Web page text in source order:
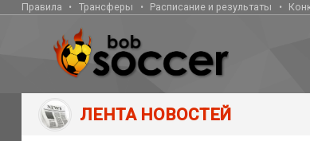
Правила Трансферы Расписание и результаты
ЛЕНТА НОВОСТЕЙ